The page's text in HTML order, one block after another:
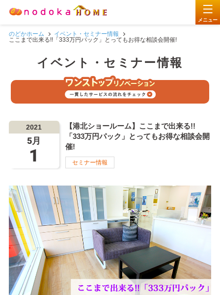
メニュー
贅沢フルリノベ リノベーションサービス
リノベーションサービス
444万円パッケージ
777万円パッケージ
今、リノベーションを選択する理由
比較！中古リノベ・新築
リノベーションの流れ
Q＆A
横浜・川崎エリア 物件買い取り
nodokaな考え
nodokaな暮らし
賢い暮らしを選択する
nodoka会員サービス紹介
nodokaな暮らしマガジン
お問い合わせ・資料請求はこちら(無料)
不動産物件についてのお問い合わせ
0120-963-599
営業時間 10:00〜18:00 (年中無休)
メールは24時間受け付けております
のどかホーム
イベント・セミナー情報
ここまで出来る!!「333万円パック」とってもお得な相談会開催!
イベント・セミナー情報
2 リノベ費用
パッケージプランだから安心価
物件探し
4 プランニング サービスの詳しい流れをご紹介
5 完成! 事例をご覧ください
6 会員サービス 生涯サポート制度あり
7 いつもnodokaに 暮らし発見マガジン更新中！
2021
5月
1
【港北ショールーム】ここまで出来る!!
「333万円パック」とってもお得な相談会開
催!
セミナー情報